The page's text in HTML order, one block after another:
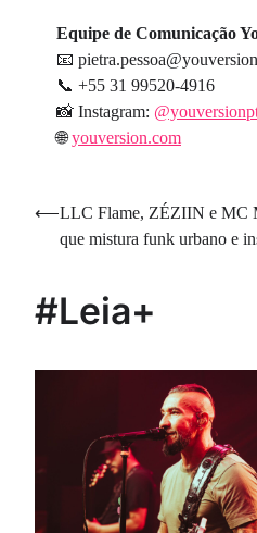
Equipe de Comunicação
📧
📞 +55 31 99520-4916
📸 Instagram:
🌐youversion.com
Navegação
⟵LLC Flame, ZÉZIIN e MC
que mistura funk urbano e
#Leia+